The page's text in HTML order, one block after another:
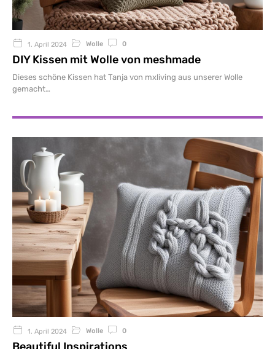
1. April 2024 Wolle 0
DIY Kissen mit Wolle von meshmade
Dieses schöne Kissen hat Tanja von mxliving aus unserer Wolle
gemacht
1. April 2024 Wolle 0